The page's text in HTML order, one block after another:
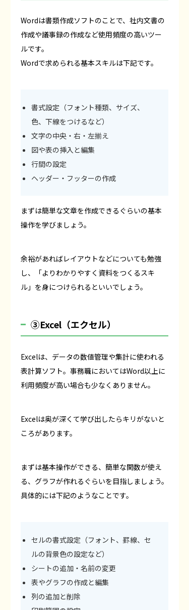
Wordは書類作成ソフトのことで、社内文書の
作成や議事録の作成など使用頻度の高いツー
ルです。
Wordで求められる基本スキルは下記です。
書式設定（フォント種類、サイズ、
色、下線をつけるなど）
文字の中央・右・左揃え
図や表の挿入と編集
行間の設定
ヘッダー・フッターの作成
まずは簡単な文章を作成できるぐらいの基本
操作を学びましょう。
余裕があればレイアウトなどについても勉強
し、「よりわかりやすく資料をつくるスキ
ル」を身につけられるといいでしょう。
③Excel（エクセル）
Excelは、データの数値管理や集計に使われる
表計算ソフト。事務職においてはWord以上に
利用頻度が高い場合も少なくありません。
Excelは奥が深くて学び出したらキリがないと
ころがあります。
まずは基本操作ができる、簡単な関数が使え
る、グラフが作れるぐらいを目指しましょう。
具体的には下記のようなことです。
セルの書式設定（フォント、罫線、セ
ルの背景色の設定など）
シートの追加・名前の変更
表やグラフの作成と編集
列の追加と削除